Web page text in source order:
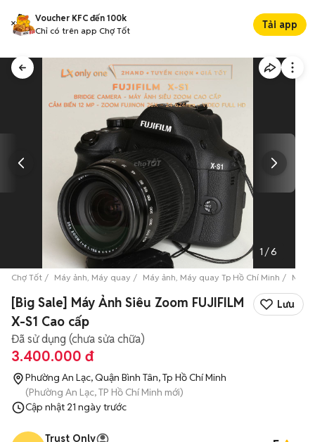
Voucher KFC đến 100k
Chỉ có trên app Chợ Tốt
Tải app
1 /6
Chợ Tốt Máy ảnh, Máy quay Máy ảnh, Máy quay Tp Hồ Chí Minh Máy
[Big Sale] Máy Ảnh Siêu Zoom FUJIFILM
X-S1 Cao cấp
Lưu
Đã sử dụng (chưa sửa chữa)
3.400.000 đ
Phường An Lạc, Quận Bình Tân, Tp Hồ Chí Minh
(Phường An Lạc, TP Hồ Chí Minh mới)
Cập nhật 21 ngày trước
Trust Only